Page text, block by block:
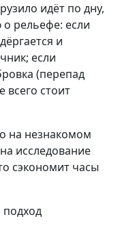
идёт по дну,
рельефе: если
и
если
(перепад
стоит
на незнакомом
исследование
сэкономит часы